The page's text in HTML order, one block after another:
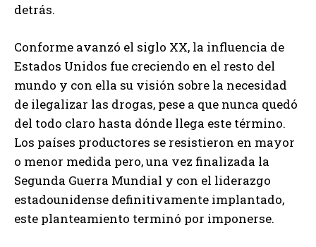
detrás.
Conforme avanzó el siglo XX, la influencia de
Estados Unidos fue creciendo en el resto del
mundo y con ella su visión sobre la necesidad
de ilegalizar las drogas, pese a que nunca quedó
del todo claro hasta dónde llega este término.
Los países productores se resistieron en mayor
o menor medida pero, una vez finalizada la
Segunda Guerra Mundial y con el liderazgo
estadounidense definitivamente implantado,
este planteamiento terminó por imponerse.